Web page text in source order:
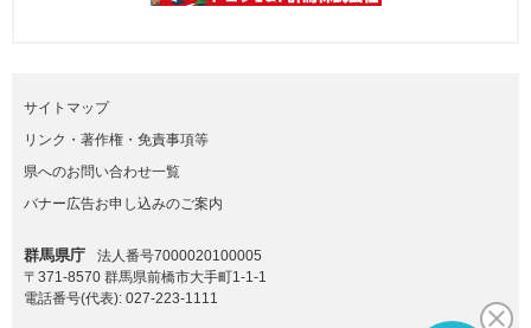
サイトマップ
リンク・著作権・免責事項等
県へのお問い合わせ一覧
バナー広告お申し込みのご案内
群馬県庁
法人番号7000020100005
〒371-8570 群馬県前橋市大手町1-1-1
電話番号(代表): 027-223-1111